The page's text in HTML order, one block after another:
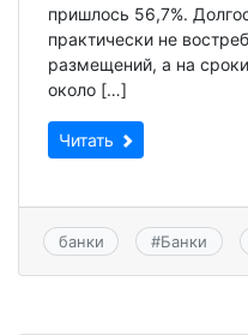
пришлось 56,7%.
практически не
размещений, а на
около […]
Читать
банки #Банки